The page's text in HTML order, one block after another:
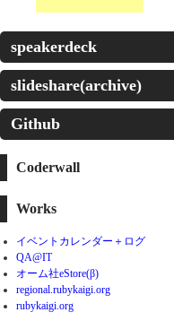
speakerdeck
slideshare(archive)
Github
Coderwall
Works
イベントカレンダー＋ログ
QA@IT
オーム社eStore(β)
regional.rubykaigi.org
rubykaigi.org